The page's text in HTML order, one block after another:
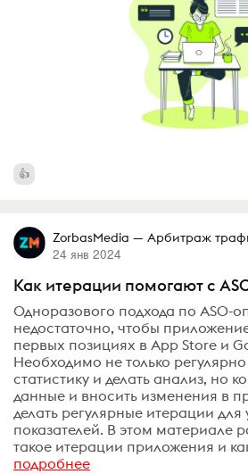
ZorbasMedia — Арбитраж
24 янв 2024
Как итерации помогают с
Одноразового подхода по ASO-
недостаточно, чтобы
первых позициях в App Store и
Необходимо не только
статистику и делать анализ, но
данные и вносить изменения в
делать регулярные итерации для
показателей. В этом материале
такое итерации приложения и
подробнее